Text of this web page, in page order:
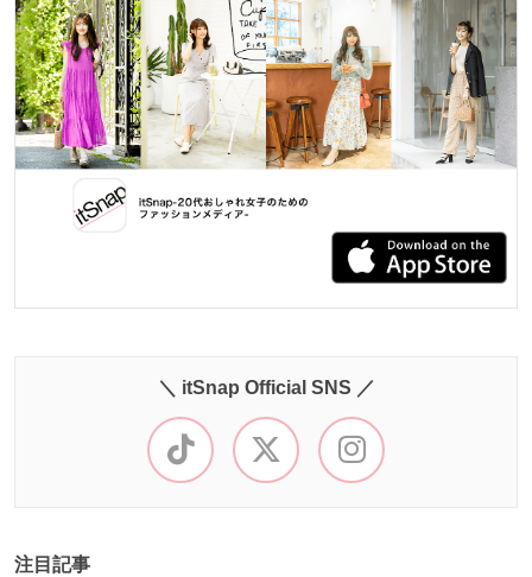
＼ itSnap Official SNS ／
注目記事